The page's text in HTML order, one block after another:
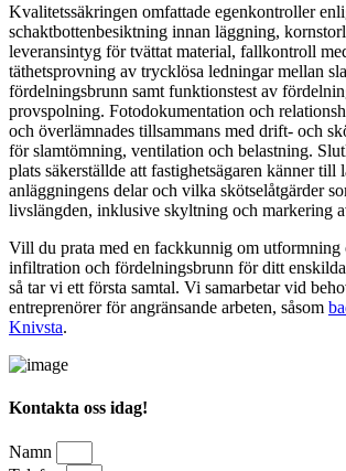
Kvalitetssäkringen omfattade egenkontroller
schaktbottenbesiktning innan läggning,
leveransintyg för tvättat material, fallkontroll
täthetsprovning av trycklösa ledningar mellan
fördelningsbrunn samt funktionstest av
provspolning. Fotodokumentation och
och överlämnades tillsammans med drift- och
för slamtömning, ventilation och belastning.
plats säkerställde att fastighetsägaren känner till
anläggningens delar och vilka skötselåtgärder
livslängden, inklusive skyltning och markering
Vill du prata med en fackkunnig om utformning
infiltration och fördelningsbrunn för ditt
så tar vi ett första samtal. Vi samarbetar vid
entreprenörer för angränsande arbeten, såsom
Knivsta.
Kontakta oss idag!
Namn